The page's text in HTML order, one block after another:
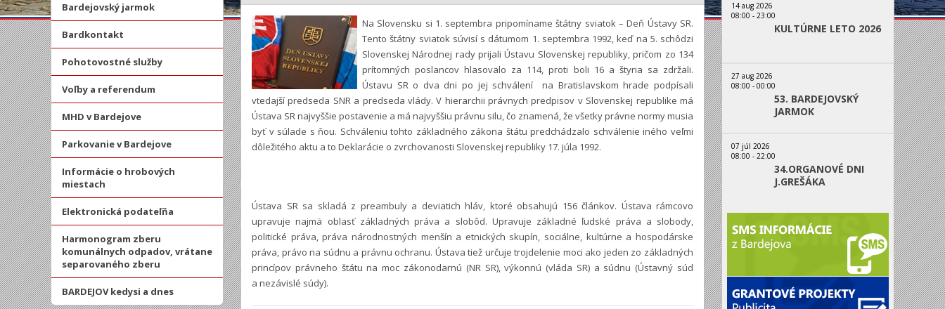
Bardejovský jarmok
Bardkontakt
Pohotovostné služby
Voľby a referendum
MHD v Bardejove
Parkovanie v Bardejove
Informácie o hrobových
miestach
Elektronická podateľňa
Harmonogram zberu
komunálnych odpadov, vrátane
separovaného zberu
BARDEJOV kedysi a dnes
Na Slovensku si 1. septembra pripomíname štátny sviatok – Deň Ústavy SR.
Tento štátny sviatok súvisí s dátumom 1. septembra 1992, keď na 5. schôdzi
Slovenskej Národnej rady prijali Ústavu Slovenskej republiky, pričom zo 134
prítomných poslancov hlasovalo za 114, proti boli 16 a štyria sa zdržali.
Ústavu SR o dva dni po jej schválení na Bratislavskom hrade podpísali
vtedajší predseda SNR a predseda vlády. V hierarchii právnych predpisov v Slovenskej republike má
Ústava SR najvyššie postavenie a má najvyššiu právnu silu, čo znamená, že všetky právne normy musia
byť v súlade s ňou. Schváleniu tohto základného zákona štátu predchádzalo schválenie iného veľmi
dôležitého aktu a to Deklarácie o zvrchovanosti Slovenskej republiky 17. júla 1992.
Ústava SR sa skladá z preambuly a deviatich hláv, ktoré obsahujú 156 článkov. Ústava rámcovo
upravuje najmä oblasť základných práva a slobôd. Upravuje základné ľudské práva a slobody,
politické práva, práva národnostných menšín a etnických skupín, sociálne, kultúrne a hospodárske
práva, právo na súdnu a právnu ochranu. Ústava tiež určuje trojdelenie moci ako jeden zo základných
princípov právneho štátu na moc zákonodarnú (NR SR), výkonnú (vláda SR) a súdnu (Ústavný súd
a nezávislé súdy).
14 aug 2026
08:00 - 23:00
KULTÚRNE LETO 2026
27 aug 2026
08:00 - 00:00
53. BARDEJOVSKÝ
JARMOK
07 júl 2026
08:00 - 22:00
34.ORGANOVÉ DNI
J.GREŠÁKA